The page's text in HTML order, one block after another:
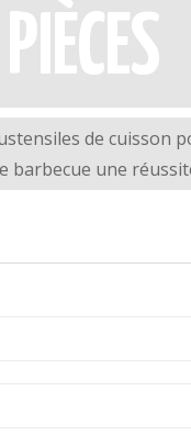
PIÈCES
de cuisson
barbecue une